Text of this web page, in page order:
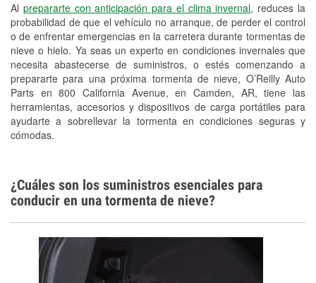
Al prepararte con anticipación para el clima invernal, reduces la
probabilidad de que el vehículo no arranque, de perder el control
o de enfrentar emergencias en la carretera durante tormentas de
nieve o hielo. Ya seas un experto en condiciones invernales que
necesita abastecerse de suministros, o estés comenzando a
prepararte para una próxima tormenta de nieve, O’Reilly Auto
Parts en 800 California Avenue, en Camden, AR, tiene las
herramientas, accesorios y dispositivos de carga portátiles para
ayudarte a sobrellevar la tormenta en condiciones seguras y
cómodas.
Mangueras hidráulicas a la medida
Snowstorm Supplies
Tornado Supplies
Conoce más
¿Cuáles son los suministros esenciales para
conducir en una tormenta de nieve?